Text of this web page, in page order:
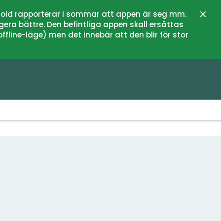
rapporterar i sommar att appen är seg mm.
bättre. Den befintliga appen skall ersättas
läge) men det innebär att den blir för stor